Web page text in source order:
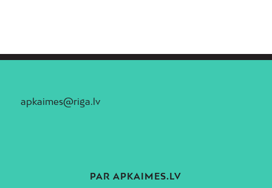
apkaimes@riga.lv
PAR APKAIMES.LV